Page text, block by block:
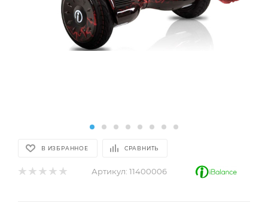
В ИЗБРАННОЕ СРАВНИТЬ
Артикул: 11400006